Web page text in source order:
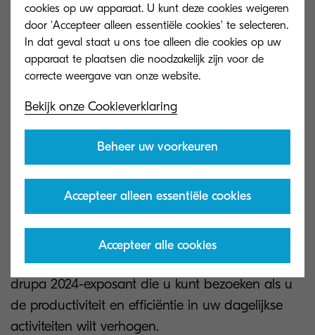
printserviceprovider. Onze technici voeren
probleemanalyses, hersteloperaties en
oplossingen op afstand uit, zodat de
werkzaamheden niet afhankelijk zijn van
persoonlijke bezoeken.
waardoor het aantal gevallen van stilstand wordt
verminderd. Onze systemen draaien op een zeer
wat de voorspelde tijd is tussen inherente fouten
tijdens normale systeemwerking. Kyocera is de
drupa 2024-exposant die u kunt bezoeken als u
de productiviteit en efficiëntie in uw dagelijkse
activiteiten wilt verhogen.
cookies op uw apparaat. U kunt deze cookies weigeren
door 'Accepteer alleen essentiële cookies' te selecteren.
In dat geval staat u ons toe alleen die cookies op uw
apparaat te plaatsen die noodzakelijk zijn voor de
Bekijk onze Cookieverklaring
Beheer uw voorkeuren
Accepteer alleen essentiële cookies
Accepteer alle cookies